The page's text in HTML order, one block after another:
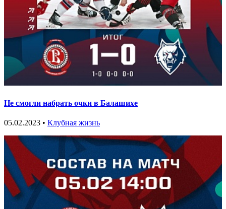
Не смогли набрать очки в Балашихе
05.02.2023 • Клубная жизнь